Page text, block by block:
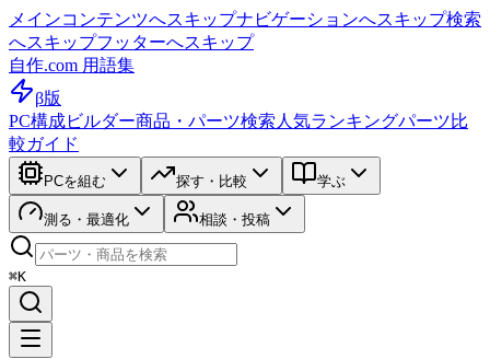
メインコンテンツへスキップナビゲーションへスキップ検索
へスキップフッターへスキップ
自作.com 用語集
β版
PC構成ビルダー商品・パーツ検索 人気ランキングパーツ比
較ガイド
PCを組む 探す・比較 学ぶ
測る・最適化 相談・投稿
⌘K